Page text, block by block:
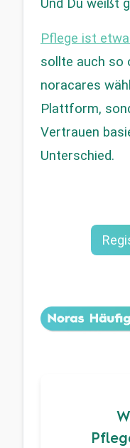
Und Du weißt
Pflege ist
sollte auch so
noracares
Plattform,
Vertrauen
Unterschied.